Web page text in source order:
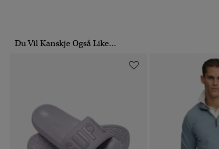
Du Vil Kanskje Også Like...